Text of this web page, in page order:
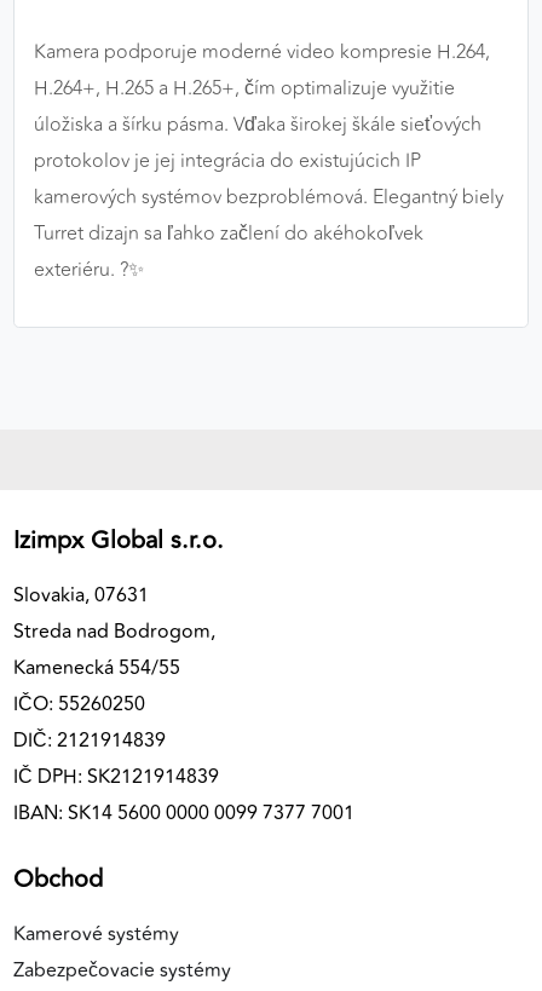
Kamera podporuje moderné video kompresie H.264,
H.264+, H.265 a H.265+, čím optimalizuje využitie
úložiska a šírku pásma. Vďaka širokej škále sieťových
protokolov je jej integrácia do existujúcich IP
kamerových systémov bezproblémová. Elegantný biely
Turret dizajn sa ľahko začlení do akéhokoľvek
exteriéru. ?✨
Izimpx Global s.r.o.
Slovakia, 07631
Streda nad Bodrogom,
Kamenecká 554/55
IČO: 55260250
DIČ: 2121914839
IČ DPH: SK2121914839
IBAN: SK14 5600 0000 0099 7377 7001
Obchod
Kamerové systémy
Zabezpečovacie systémy